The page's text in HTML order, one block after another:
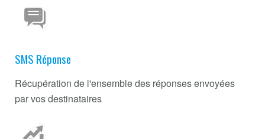
SMS Réponse
Récupération de l'ensemble des réponses envoyées
par vos destinataires